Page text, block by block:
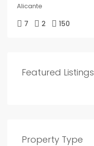
Alicante
7 2 150
Featured Listings
Property Type